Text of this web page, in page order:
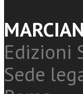
Edizioni
Sede